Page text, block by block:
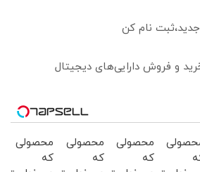
و فروش دارایی‌های دیجیتال
محصولی
که
محصولی
که
محصولی
که